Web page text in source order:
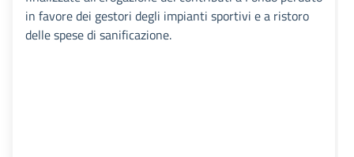
in favore dei gestori degli impianti sportivi e a ristoro
delle spese di sanificazione.